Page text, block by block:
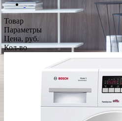
Товар
Параметры
Цена, руб.
Кол-во